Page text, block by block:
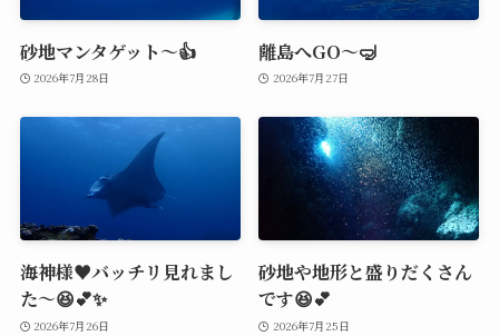
砂地マンタゲット～👍
2026年7月28日
離島へGO～🤿
2026年7月27日
海神様♥️バッチリ見れまし
た～😆💕✨
2026年7月26日
砂地や地形と盛りだくさん
です😆💕
2026年7月25日